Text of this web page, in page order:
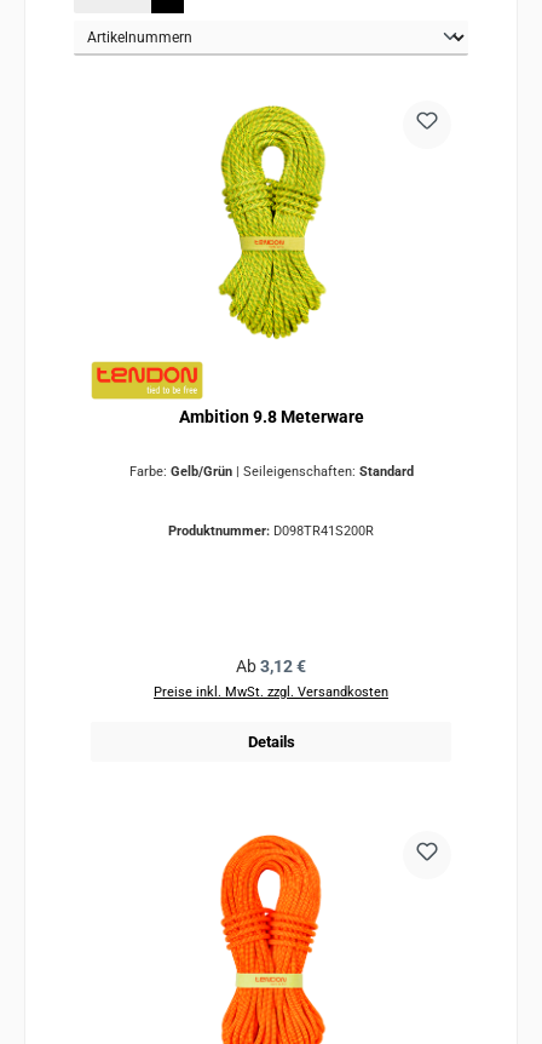
Ambition 9.8 Meterware
Farbe: Gelb/Grün | Seileigenschaften: Standard
Produktnummer: D098TR41S200R
Regulärer Preis:
Ab3,12 €
Preise inkl. MwSt. zzgl. Versandkosten
Details